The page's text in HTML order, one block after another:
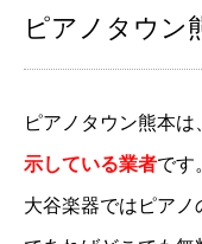
ピアノタウン
ピアノタウン熊本は
示している業者です
大谷楽器ではピア